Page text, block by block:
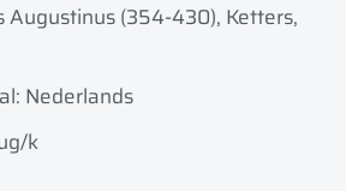
(354-430), Ketters,
Nederlands
k